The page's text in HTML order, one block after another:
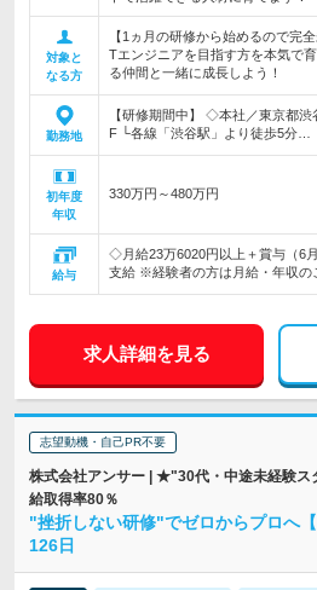
対象と
なる方
【1ヵ月の研修から始めるので完
Tエンジニアを目指す方を本気で
る仲間と一緒に成長しよう！
勤務地
【研修期間中】 ◇本社／東京都
F └各線「渋谷駅」より徒歩5分…
初年度
年収
330万円～480万円
給与
◇月給23万6020円以上＋賞与（6
支給 ※経験者の方は月給・年収の
求人詳細を見る
志望動機・自己PR不要
株式会社アンサー | ★"30代・中途未経験
給取得率80％
"挫折しない研修"でゼロからプロへ
126日